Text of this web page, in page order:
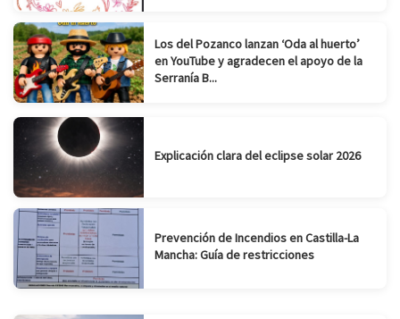
Los del Pozanco lanzan ‘Oda al huerto’
en YouTube y agradecen el apoyo de la
Serranía B...
Explicación clara del eclipse solar 2026
Prevención de Incendios en Castilla-La
Mancha: Guía de restricciones